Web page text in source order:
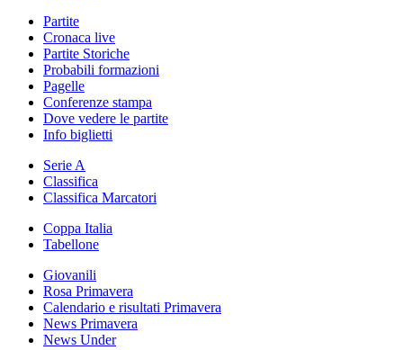
Partite
Cronaca live
Partite Storiche
Probabili formazioni
Pagelle
Conferenze stampa
Dove vedere le partite
Info biglietti
Serie A
Classifica
Classifica Marcatori
Coppa Italia
Tabellone
Giovanili
Rosa Primavera
Calendario e risultati Primavera
News Primavera
News Under